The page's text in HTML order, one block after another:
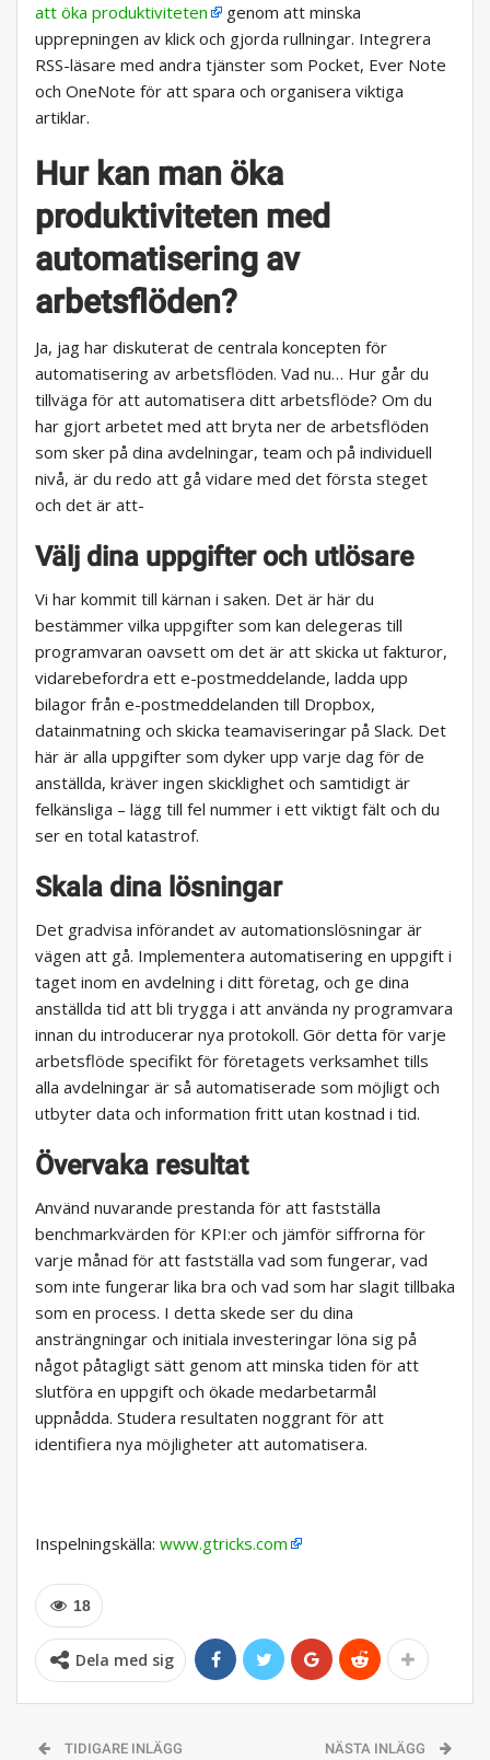
att öka produktiviteten
genom att minska
upprepningen av klick och gjorda rullningar. Integrera
RSS-läsare med andra tjänster som Pocket, Ever Note
och OneNote för att spara och organisera viktiga
artiklar.
Hur kan man öka
produktiviteten med
automatisering av
arbetsflöden?
Ja, jag har diskuterat de centrala koncepten för
automatisering av arbetsflöden. Vad nu… Hur går du
tillväga för att automatisera ditt arbetsflöde? Om du
har gjort arbetet med att bryta ner de arbetsflöden
som sker på dina avdelningar, team och på individuell
nivå, är du redo att gå vidare med det första steget
och det är att-
Välj dina uppgifter och utlösare
Vi har kommit till kärnan i saken. Det är här du
bestämmer vilka uppgifter som kan delegeras till
programvaran oavsett om det är att skicka ut fakturor,
vidarebefordra ett e-postmeddelande, ladda upp
bilagor från e-postmeddelanden till Dropbox,
datainmatning och skicka teamaviseringar på Slack. Det
här är alla uppgifter som dyker upp varje dag för de
anställda, kräver ingen skicklighet och samtidigt är
felkänsliga – lägg till fel nummer i ett viktigt fält och du
ser en total katastrof.
Skala dina lösningar
Det gradvisa införandet av automationslösningar är
vägen att gå. Implementera automatisering en uppgift i
taget inom en avdelning i ditt företag, och ge dina
anställda tid att bli trygga i att använda ny programvara
innan du introducerar nya protokoll. Gör detta för varje
arbetsflöde specifikt för företagets verksamhet tills
alla avdelningar är så automatiserade som möjligt och
utbyter data och information fritt utan kostnad i tid.
Övervaka resultat
Använd nuvarande prestanda för att fastställa
benchmarkvärden för KPI:er och jämför siffrorna för
varje månad för att fastställa vad som fungerar, vad
som inte fungerar lika bra och vad som har slagit tillbaka
som en process. I detta skede ser du dina
ansträngningar och initiala investeringar löna sig på
något påtagligt sätt genom att minska tiden för att
slutföra en uppgift och ökade medarbetarmål
uppnådda. Studera resultaten noggrant för att
identifiera nya möjligheter att automatisera.
Inspelningskälla: www.gtricks.com
18
Dela med sig
TIDIGARE INLÄGG NÄSTA INLÄGG